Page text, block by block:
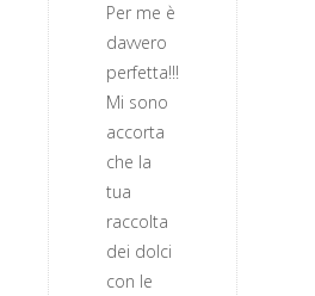
Per me è
davvero
perfetta!!!
Mi sono
accorta
che la
tua
raccolta
dei dolci
con le